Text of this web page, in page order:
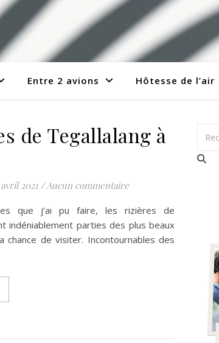
Entre 2 avions Hôtesse de l’air
de Tegallalang à
2021 /Aucun commentaire
que j’ai pu faire, les rizières de
indéniablement parties des plus beaux
chance de visiter. Incontournables des